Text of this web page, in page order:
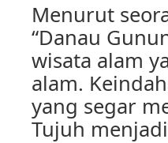
Menurut
“Danau
wisata alam
alam.
yang segar
Tujuh